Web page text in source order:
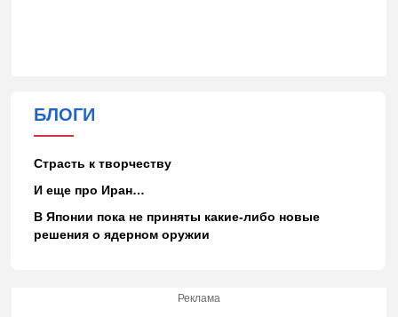
БЛОГИ
Страсть к творчеству
И еще про Иран…
В Японии пока не приняты какие-либо новые
решения о ядерном оружии
Реклама